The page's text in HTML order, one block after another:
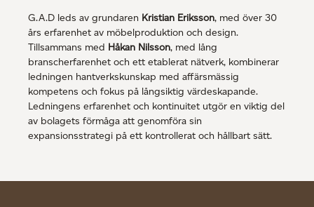
G.A.D leds av grundaren Kristian Eriksson, med över 30
års erfarenhet av möbelproduktion och design.
Tillsammans med Håkan Nilsson, med lång
branscherfarenhet och ett etablerat nätverk, kombinerar
ledningen hantverkskunskap med affärsmässig
kompetens och fokus på långsiktig värdeskapande.
Ledningens erfarenhet och kontinuitet utgör en viktig del
av bolagets förmåga att genomföra sin
expansionsstrategi på ett kontrollerat och hållbart sätt.